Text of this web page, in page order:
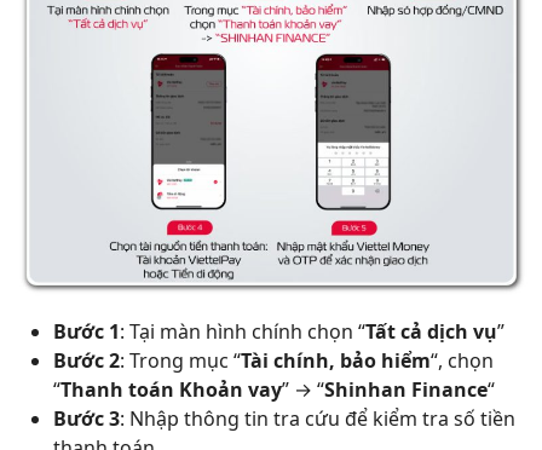
Bước 1: Tại màn hình chính chọn “Tất cả dịch vụ”
Bước 2: Trong mục “Tài chính, bảo hiểm“, chọn
“Thanh toán Khoản vay” → “Shinhan Finance“
Bước 3: Nhập thông tin tra cứu để kiểm tra số tiền